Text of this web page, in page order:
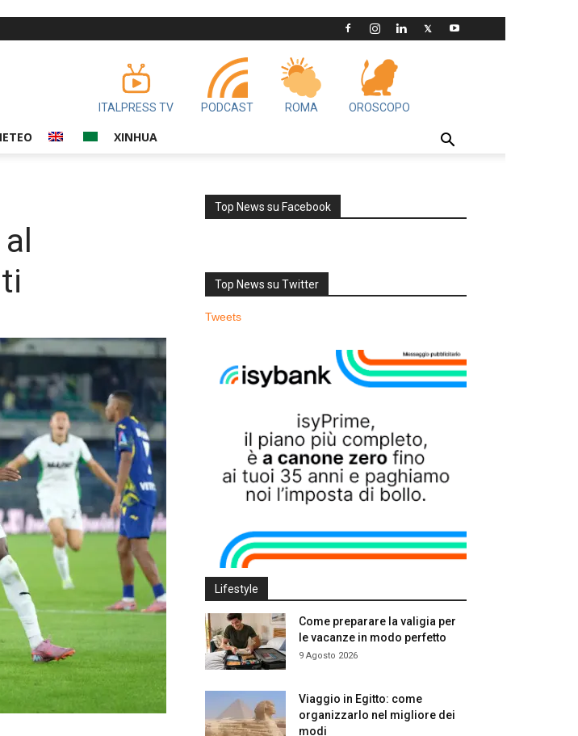
ITALPRESS TV PODCAST ROMA OROSCOPO
XINHUA
Top News su Facebook
Top News su Twitter
Tweets
Lifestyle
Come preparare la valigia per
le vacanze in modo perfetto
9 Agosto 2026
Viaggio in Egitto: come
organizzarlo nel migliore dei
modi